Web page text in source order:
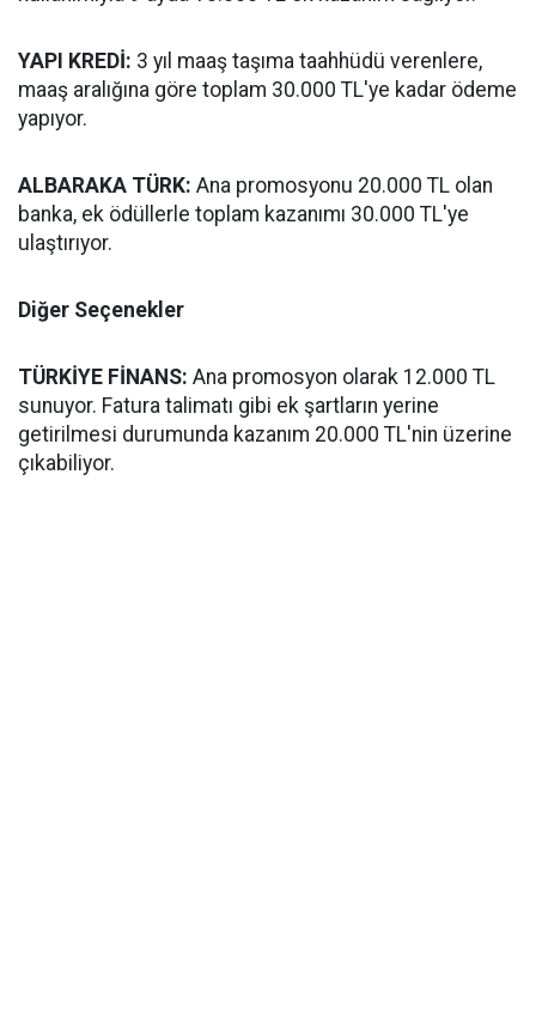
YAPI KREDİ: 3 yıl maaş taşıma taahhüdü verenlere,
maaş aralığına göre toplam 30.000 TL'ye kadar ödeme
yapıyor.
ALBARAKA TÜRK: Ana promosyonu 20.000 TL olan
banka, ek ödüllerle toplam kazanımı 30.000 TL'ye
ulaştırıyor.
Diğer Seçenekler
TÜRKİYE FİNANS: Ana promosyon olarak 12.000 TL
sunuyor. Fatura talimatı gibi ek şartların yerine
getirilmesi durumunda kazanım 20.000 TL'nin üzerine
çıkabiliyor.